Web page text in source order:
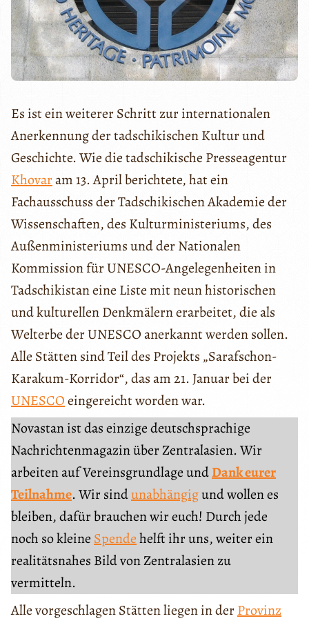
Es ist ein weiterer Schritt zur internationalen
Anerkennung der tadschikischen Kultur und
Geschichte. Wie die tadschikische Presseagentur
Khovaram 13. April berichtete, hat ein
Fachausschuss der Tadschikischen Akademie der
Wissenschaften, des Kulturministeriums, des
Außenministeriums und der Nationalen
Kommission für UNESCO-Angelegenheiten in
Tadschikistan eine Liste mit neun historischen
und kulturellen Denkmälern erarbeitet, die als
Welterbe der UNESCO anerkannt werden sollen.
Alle Stätten sind Teil des Projekts „Sarafschon-
Karakum-Korridor“, das am 21. Januar bei der
UNESCOeingereicht worden war.
Novastan ist das einzige deutschsprachige
Nachrichtenmagazin über Zentralasien. Wir
arbeiten auf Vereinsgrundlage undDank eurer
Teilnahme. Wir sindunabhängigund wollen es
bleiben, dafür brauchen wir euch! Durch jede
noch so kleine Spendehelft ihr uns, weiter ein
realitätsnahes Bild von Zentralasien zu
vermitteln.
Alle vorgeschlagen Stätten liegen in derProvinz